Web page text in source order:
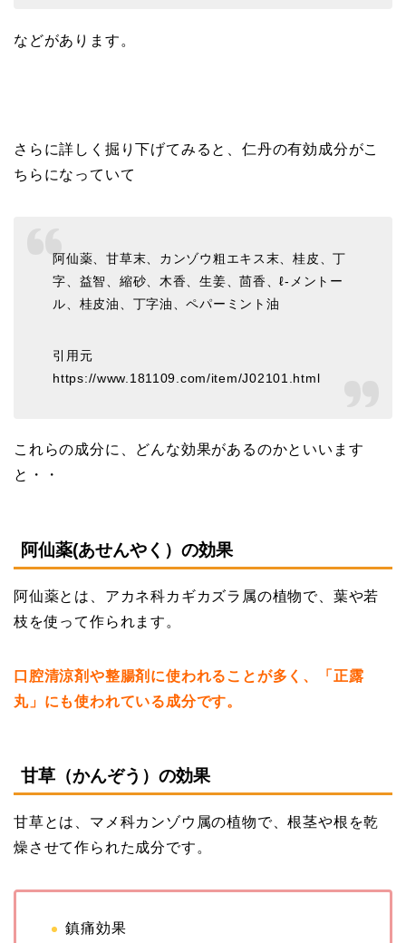
などがあります。
さらに詳しく掘り下げてみると、仁丹の有効成分がこ
ちらになっていて
阿仙薬、甘草末、カンゾウ粗エキス末、桂皮、丁
字、益智、縮砂、木香、生姜、茴香、ℓ-メントー
ル、桂皮油、丁字油、ペパーミント油
引用元
https://www.181109.com/item/J02101.html
これらの成分に、どんな効果があるのかといいます
と・・
阿仙薬(あせんやく）の効果
阿仙薬とは、アカネ科カギカズラ属の植物で、葉や若
枝を使って作られます。
口腔清涼剤や整腸剤に使われることが多く、「正露
丸」にも使われている成分です。
甘草（かんぞう）の効果
甘草とは、マメ科カンゾウ属の植物で、根茎や根を乾
燥させて作られた成分です。
鎮痛効果